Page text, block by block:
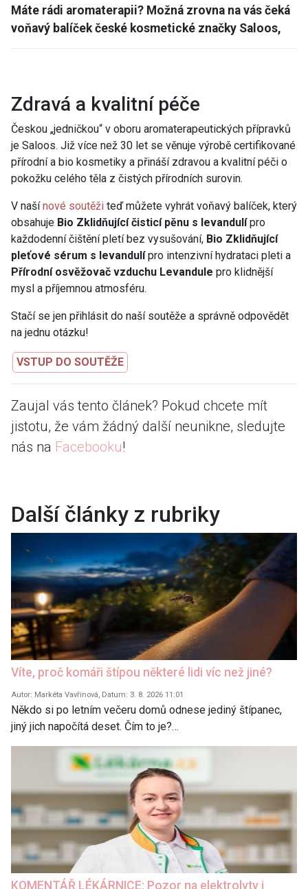
Máte rádi aromaterapii? Možná zrovna na vás čeká
voňavý balíček české kosmetické značky Saloos,
Zdravá a kvalitní péče
Českou „jedničkou“ v oboru aromaterapeutických přípravků
je Saloos. Již více než 30 let se věnuje výrobě certifikované
přírodní a bio kosmetiky a přináší zdravou a kvalitní péči o
pokožku celého těla z čistých přírodních surovin.
V našínové soutěži teď můžete vyhrát voňavý balíček, který
obsahuje Bio Zklidňující čisticí pěnu s levandulípro
každodenní čištění pletí bez vysušování, Bio Zklidňující
pleťové sérum s levandulípro intenzivní hydrataci pleti a
Přírodní osvěžovač vzduchu Levandule pro klidnější
mysl a příjemnou atmosféru.
Stačí se jen přihlásit do naší soutěže a správně odpovědět
na jednu otázku!
VSTUP DO SOUTĚŽE
Zaujal vás tento článek? Pokud chcete mít
jistotu, že vám žádný další neunikne, sledujte
nás na Facebooku!
Další články z rubriky
Víte, proč komáři štípou některé lidi víc než jiné?
Autor: Markéta Vavřinová, Datum: 3. 8. 2026 11:01
Někdo si po letním večeru domů odnese jediný štípanec,
jiný jich napočítá deset. Čím to je?…
KOMENTÁŘ LÉKÁRNICE: Pozor na elektrolyty i